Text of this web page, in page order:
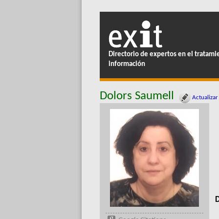
Directorio de expertos en el
información
Dolors Saumell